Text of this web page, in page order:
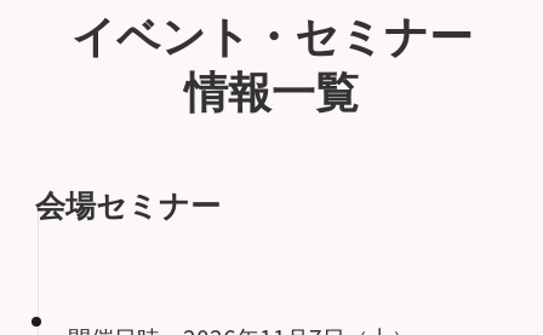
イベント・セミナー
情報一覧
会場セミナー